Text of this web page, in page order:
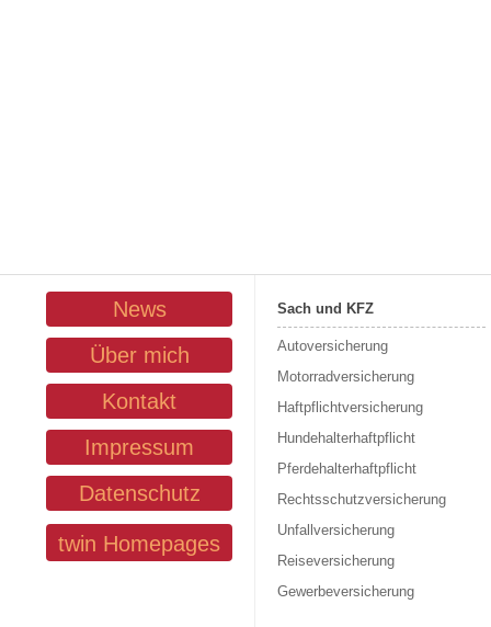
News
Über mich
Kontakt
Impressum
Datenschutz
twin Homepages
Sach und KFZ
Autoversicherung
Motorradversicherung
Haftpflichtversicherung
Hundehalterhaftpflicht
Pferdehalterhaftpflicht
Rechtsschutzversicherung
Unfallversicherung
Reiseversicherung
Gewerbeversicherung